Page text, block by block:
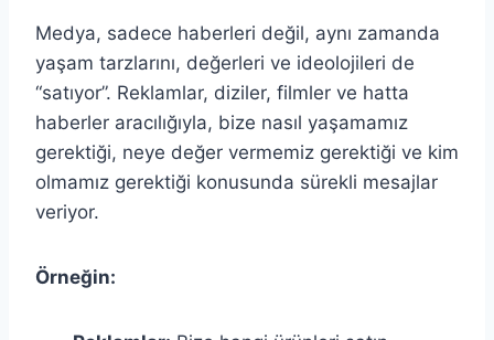
Medya, sadece haberleri değil, aynı zamanda
yaşam tarzlarını, değerleri ve ideolojileri de
“satıyor”. Reklamlar, diziler, filmler ve hatta
haberler aracılığıyla, bize nasıl yaşamamız
gerektiği, neye değer vermemiz gerektiği ve kim
olmamız gerektiği konusunda sürekli mesajlar
veriyor.
Örneğin: